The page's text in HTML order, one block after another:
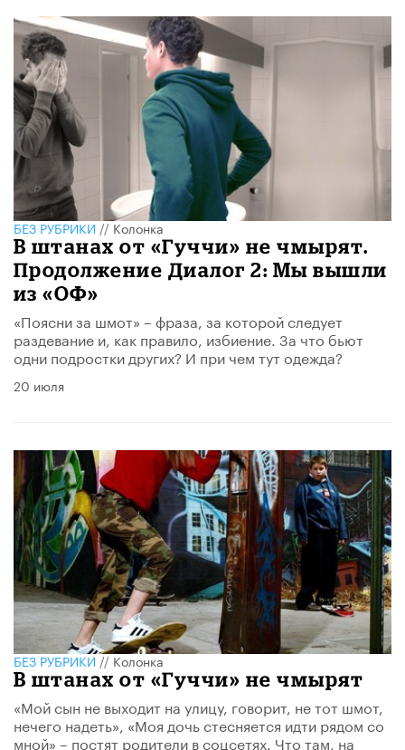
БЕЗ РУБРИКИ//Колонка
В штанах от «Гуччи» не чмырят.
Продолжение Диалог 2: Мы вышли
из «ОФ»
«Поясни за шмот» – фраза, за которой следует
раздевание и, как правило, избиение. За что бьют
одни подростки других? И при чем тут одежда?
20 июля
БЕЗ РУБРИКИ//Колонка
В штанах от «Гуччи» не чмырят
«Мой сын не выходит на улицу, говорит, не тот шмот,
нечего надеть», «Моя дочь стесняется идти рядом со
мной» – постят родители в соцсетях. Что там, на